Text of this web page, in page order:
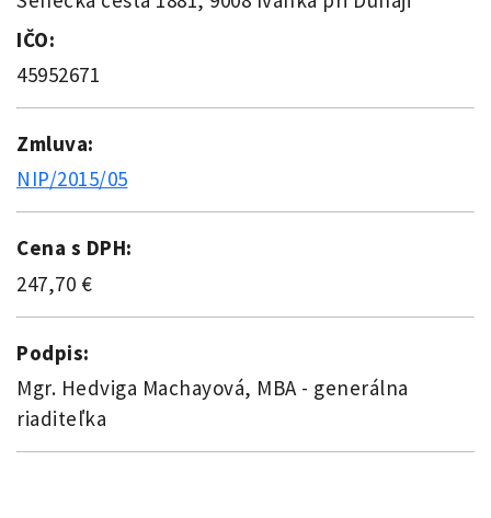
IČO:
45952671
Zmluva:
NIP/2015/05
Cena s DPH:
247,70 €
Podpis:
Mgr. Hedviga Machayová, MBA - generálna
riaditeľka